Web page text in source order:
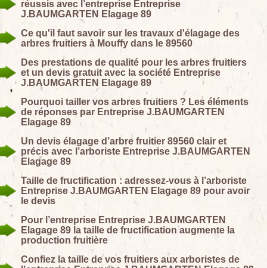
réussis avec l’entreprise Entreprise
J.BAUMGARTEN Elagage 89
Ce qu'il faut savoir sur les travaux d'élagage des
arbres fruitiers à Mouffy dans le 89560
Des prestations de qualité pour les arbres fruitiers
et un devis gratuit avec la société Entreprise
J.BAUMGARTEN Elagage 89
Pourquoi tailler vos arbres fruitiers ? Les éléments
de réponses par Entreprise J.BAUMGARTEN
Elagage 89
Un devis élagage d’arbre fruitier 89560 clair et
précis avec l’arboriste Entreprise J.BAUMGARTEN
Elagage 89
Taille de fructification : adressez-vous à l’arboriste
Entreprise J.BAUMGARTEN Elagage 89 pour avoir
le devis
Pour l’entreprise Entreprise J.BAUMGARTEN
Elagage 89 la taille de fructification augmente la
production fruitière
Confiez la taille de vos fruitiers aux arboristes de